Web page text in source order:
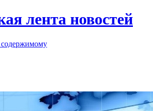
лента новостей